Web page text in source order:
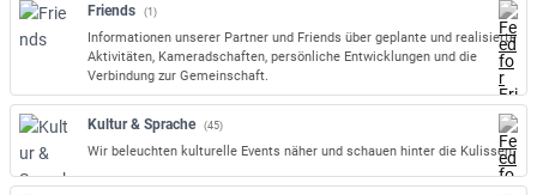
Friends (1)
Informationen unserer Partner und Friends über geplante und realisierte
Aktivitäten, Kameradschaften, persönliche Entwicklungen und die
Verbindung zur Gemeinschaft.
Kultur & Sprache (45)
Wir beleuchten kulturelle Events näher und schauen hinter die Kulissen.